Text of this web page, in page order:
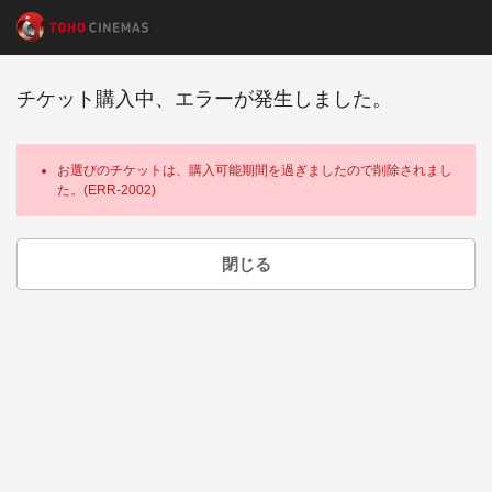
チケット購入中、エラーが発生しました。
お選びのチケットは、購入可能期間を過ぎましたので削除されまし
た。(ERR-2002)
閉じる